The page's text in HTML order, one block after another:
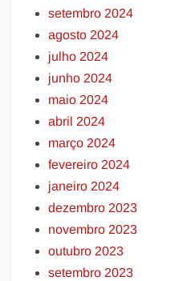
setembro 2024
agosto 2024
julho 2024
junho 2024
maio 2024
abril 2024
março 2024
fevereiro 2024
janeiro 2024
dezembro 2023
novembro 2023
outubro 2023
setembro 2023